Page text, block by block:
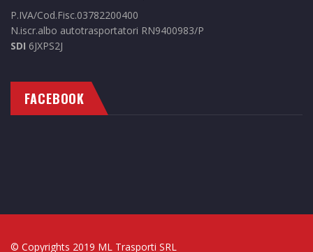
P.IVA/Cod.Fisc.03782200400
N.iscr.albo autotrasportatori RN9400983/P
SDI 6JXPS2J
FACEBOOK
© Copyrights 2019 ML Trasporti SRL